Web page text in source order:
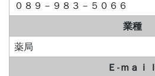
０８９－９８３－５０６６
業種
薬局
Ｅ-ｍａｉｌ